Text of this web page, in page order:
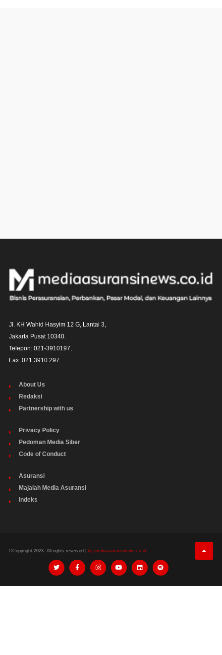
Jl. KH Wahid Hasyim 12 G, Lantai 3,
Jakarta Pusat 10340.
Telepon: 021-3910197,
Fax: 021 3910 297.
About Us
Redaksi
Partnership with us
Privacy Policy
Pedoman Media Siber
Code of Conduct
Asuransi
Majalah Media Asuransi
Indeks
©Copyright 2023. All rights reserved | by mediaasuransinews.co.id.